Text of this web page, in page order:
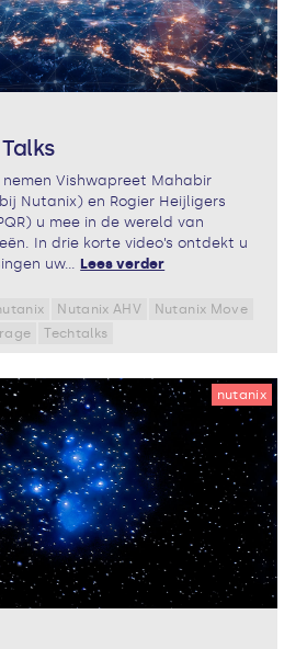
nemen Vishwapreet Mahabir
Nutanix) en Rogier Heijligers
u mee in de wereld van
In drie korte video’s ontdekt u
uw... Lees verder
Nutanix AHV
Nutanix Move
Techtalks
nutanix